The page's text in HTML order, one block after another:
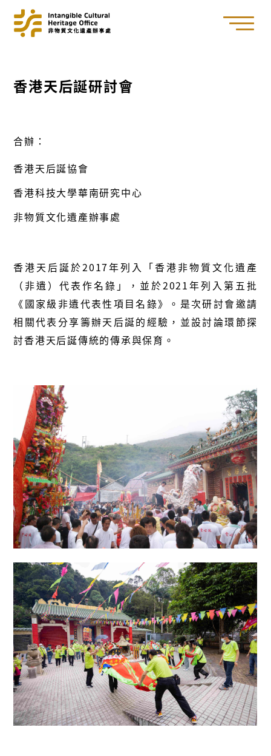
香港天后誕研討會
合辦：
香港天后誕協會
香港科技大學華南研究中心
非物質文化遺產辦事處
香港天后誕於2017年列入「香港非物質文化遺產
（非遺）代表作名錄」，並於2021年列入第五批
《國家級非遺代表性項目名錄》。是次研討會邀請
相關代表分享籌辦天后誕的經驗，並設討論環節探
討香港天后誕傳統的傳承與保育。